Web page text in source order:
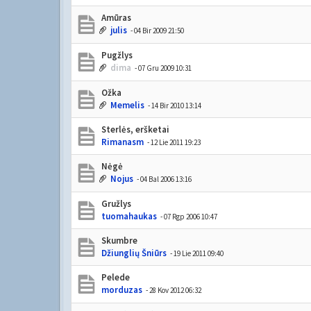
Amūras
julis - 04 Bir 2009 21:50
Pugžlys
dima - 07 Gru 2009 10:31
Ožka
Memelis - 14 Bir 2010 13:14
Sterlės, eršketai
Rimanasm - 12 Lie 2011 19:23
Nėgė
Nojus - 04 Bal 2006 13:16
Gružlys
tuomahaukas - 07 Rgp 2006 10:47
Skumbre
Džiunglių Šniūrs - 19 Lie 2011 09:40
Pelede
morduzas - 28 Kov 2012 06:32